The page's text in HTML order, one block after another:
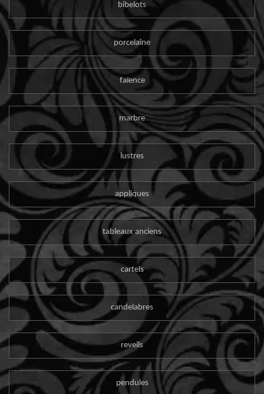
bibelots
porcelaine
faïence
marbre
lustres
appliques
tableaux anciens
cartels
candelabres
reveils
pendules